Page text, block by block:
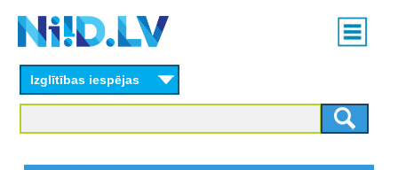
content
Main
menu
Izglītības iespējas